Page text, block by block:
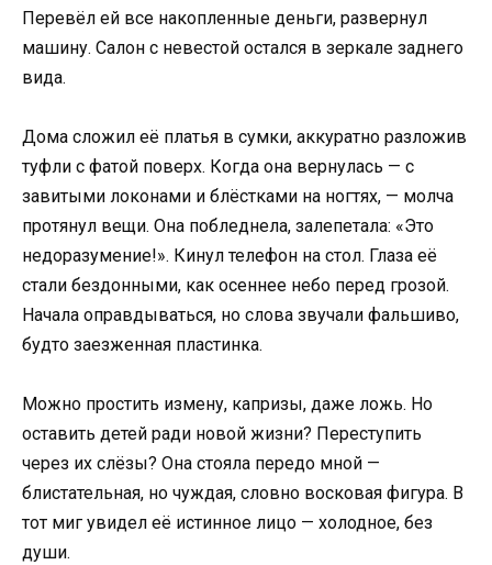
Перевёл ей все накопленные деньги, развернул
машину. Салон с невестой остался в зеркале заднего
вида.
Дома сложил её платья в сумки, аккуратно разложив
туфли с фатой поверх. Когда она вернулась — с
завитыми локонами и блёстками на ногтях, — молча
протянул вещи. Она побледнела, залепетала: «Это
недоразумение!». Кинул телефон на стол. Глаза её
стали бездонными, как осеннее небо перед грозой.
Начала оправдываться, но слова звучали фальшиво,
будто заезженная пластинка.
Можно простить измену, капризы, даже ложь. Но
оставить детей ради новой жизни? Переступить
через их слёзы? Она стояла передо мной —
блистательная, но чуждая, словно восковая фигура. В
тот миг увидел её истинное лицо — холодное, без
души.